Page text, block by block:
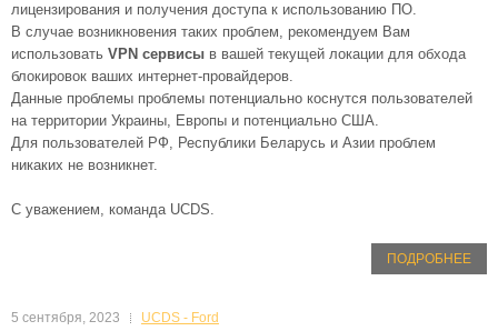
лицензирования и получения доступа к использованию ПО.
В случае возникновения таких проблем, рекомендуем Вам
использовать VPN сервисы в вашей текущей локации для обхода
блокировок ваших интернет-провайдеров.
Данные проблемы проблемы потенциально коснутся пользователей
на территории Украины, Европы и потенциально США.
Для пользователей РФ, Республики Беларусь и Азии проблем
никаких не возникнет.
С уважением, команда UCDS.
ПОДРОБНЕЕ
5 сентября, 2023 UCDS - Ford